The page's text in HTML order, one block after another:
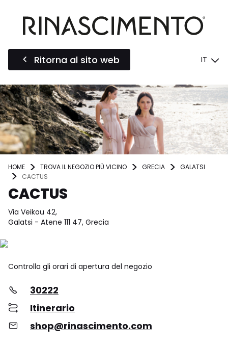
Ritorna al sito web IT
HOME TROVA IL NEGOZIO PIÙ VICINO GRECIA
GALATSI
CACTUS
CACTUS
Via Veikou 42,
Galatsi - Atene 111 47, Grecia
Controlla gli orari di apertura del negozio
30222
Itinerario
shop@rinascimento.com